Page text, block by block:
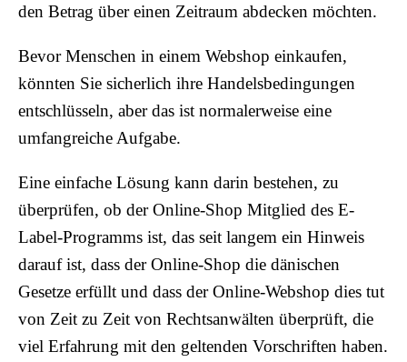
den Betrag über einen Zeitraum abdecken möchten.
Bevor Menschen in einem Webshop einkaufen,
könnten Sie sicherlich ihre Handelsbedingungen
entschlüsseln, aber das ist normalerweise eine
umfangreiche Aufgabe.
Eine einfache Lösung kann darin bestehen, zu
überprüfen, ob der Online-Shop Mitglied des E-
Label-Programms ist, das seit langem ein Hinweis
darauf ist, dass der Online-Shop die dänischen
Gesetze erfüllt und dass der Online-Webshop dies tut
von Zeit zu Zeit von Rechtsanwälten überprüft, die
viel Erfahrung mit den geltenden Vorschriften haben.